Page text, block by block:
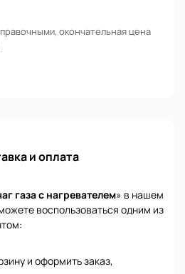
окончательная цена
и оплата
газа с нагревателем» в нашем
воспользоваться одним из
и оформить заказ,